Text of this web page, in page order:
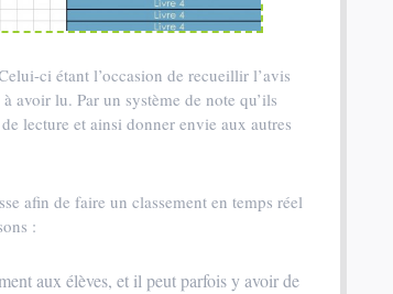
ci étant l’occasion de recueillir l’avis
avoir lu. Par un système de note qu’ils
lecture et ainsi donner envie aux autres
afin de faire un classement en temps réel
:
aux élèves, et il peut parfois y avoir de